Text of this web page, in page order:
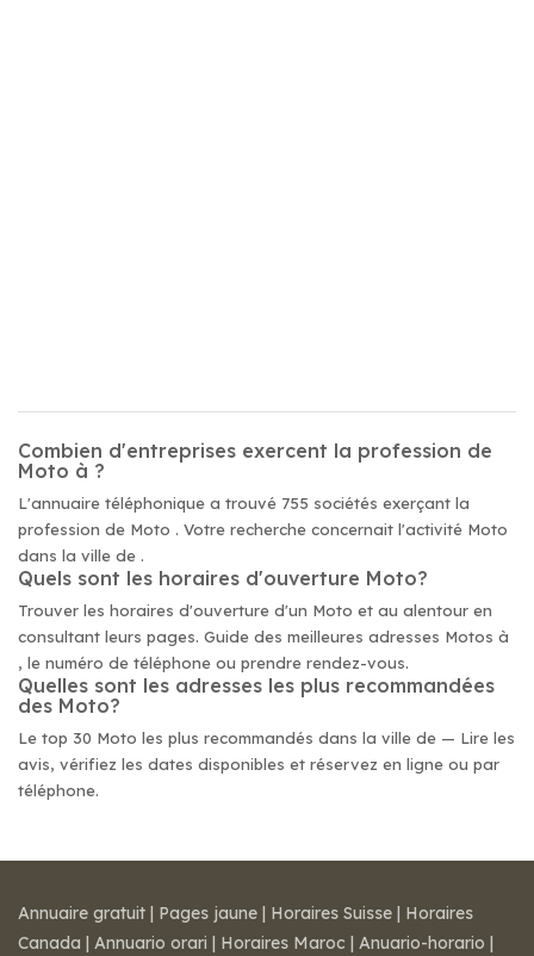
Combien d'entreprises exercent la profession de
Moto à ?
L'annuaire téléphonique a trouvé 755 sociétés exerçant la
profession de Moto . Votre recherche concernait l'activité Moto
dans la ville de .
Quels sont les horaires d'ouverture Moto?
Trouver les horaires d'ouverture d'un Moto et au alentour en
consultant leurs pages. Guide des meilleures adresses Motos à
, le numéro de téléphone ou prendre rendez-vous.
Quelles sont les adresses les plus recommandées
des Moto?
Le top 30 Moto les plus recommandés dans la ville de — Lire les
avis, vérifiez les dates disponibles et réservez en ligne ou par
téléphone.
Annuaire gratuit | Pages jaune | Horaires Suisse | Horaires
Canada | Annuario orari | Horaires Maroc | Anuario-horario |